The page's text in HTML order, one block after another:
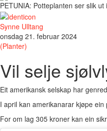
PETUNIA: Potteplanten ser slik
Synne Ulltang
onsdag 21. februar 2024
(Planter)
Vil selje
Eit amerikansk selskap har
I april kan amerikanarar kjøpe
For om lag 305 kroner kan ein